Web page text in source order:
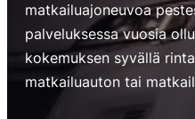
matkailuajoneuvoa
palveluksessa vuosia
kokemuksen syvällä
matkailuauton tai